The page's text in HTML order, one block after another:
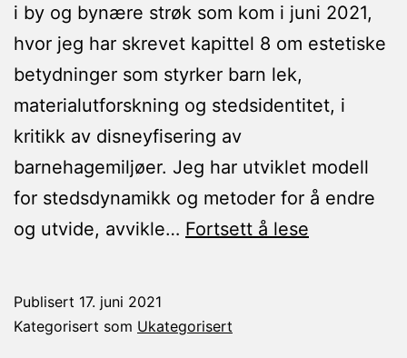
i by og bynære strøk som kom i juni 2021,
hvor jeg har skrevet kapittel 8 om estetiske
betydninger som styrker barn lek,
materialutforskning og stedsidentitet, i
kritikk av disneyfisering av
barnehagemiljøer. Jeg har utviklet modell
for stedsdynamikk og metoder for å endre
og utvide, avvikle… Fortsett å lese
Publisert 17. juni 2021
Kategorisert som Ukategorisert